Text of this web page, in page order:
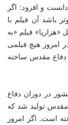
و افزود: اگر
باشد آن فیلم با
فیلم «به
امروز هیچ فیلمی
دفاع مقدس ساخته
در دوران دفاع
مقدس تولید شد که
است. اگر امروز